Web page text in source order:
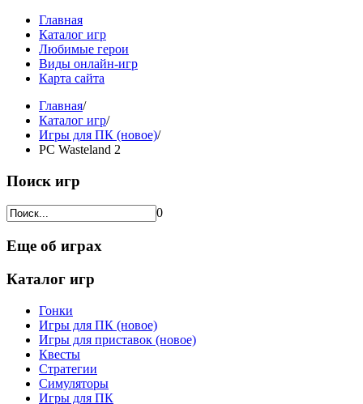
Главная
Каталог игр
Любимые герои
Виды онлайн-игр
Карта сайта
Главная/
Каталог игр/
Игры для ПК (новое)/
PC Wasteland 2
Поиск игр
0
Еще об играх
Каталог игр
Гонки
Игры для ПК (новое)
Игры для приставок (новое)
Квесты
Стратегии
Симуляторы
Игры для ПК